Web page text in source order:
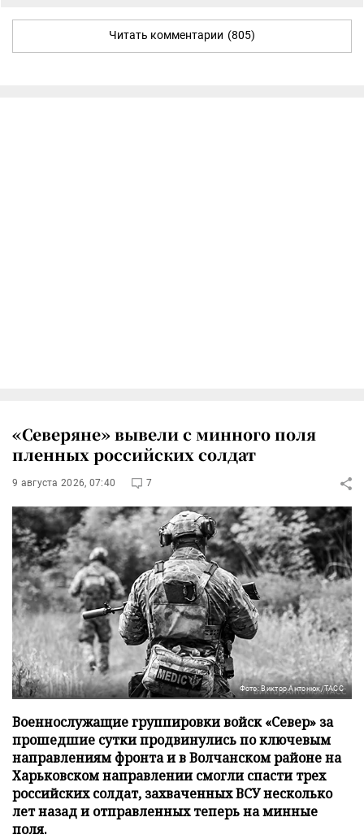
Читать комментарии (805)
«Северяне» вывели с минного поля
пленных российских солдат
9 августа 2026, 07:40 7
Фото: Виктор Антонюк/ТАСС
Военнослужащие группировки войск «Север» за
прошедшие сутки продвинулись по ключевым
направлениям фронта и в Волчанском районе на
Харьковском направлении смогли спасти трех
российских солдат, захваченных ВСУ несколько
лет назад и отправленных теперь на минные
поля.